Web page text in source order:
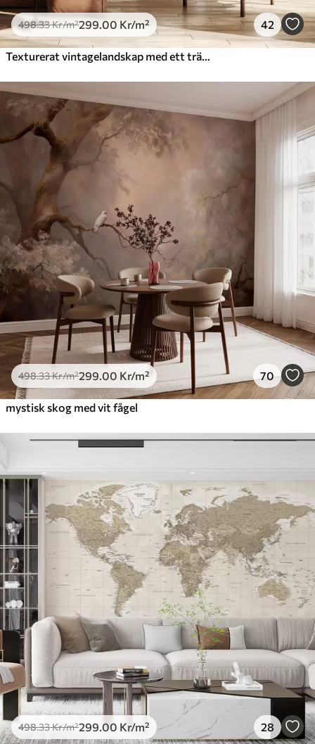
498.33Kr/m²299 .00 Kr/m² 42
498.33Kr/m²299 .00 Kr/m² 70
mystisk skog med vit fågel
498.33Kr/m²299 .00 Kr/m² 28